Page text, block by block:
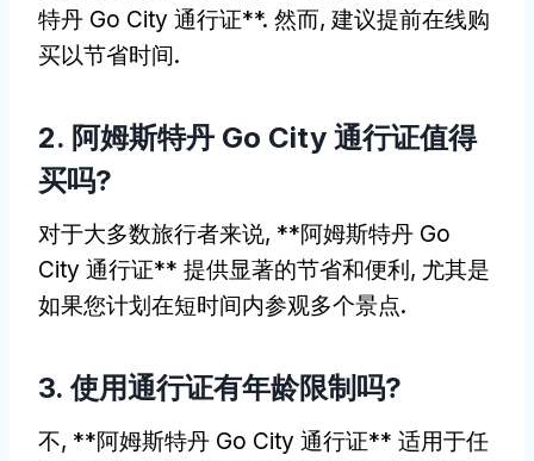
特丹 Go City 通行证**. 然而, 建议提前在线购
买以节省时间.
2. 阿姆斯特丹 Go City 通行证值得
买吗?
对于大多数旅行者来说, **阿姆斯特丹 Go
City 通行证** 提供显著的节省和便利, 尤其是
如果您计划在短时间内参观多个景点.
3. 使用通行证有年龄限制吗?
不, **阿姆斯特丹 Go City 通行证** 适用于任